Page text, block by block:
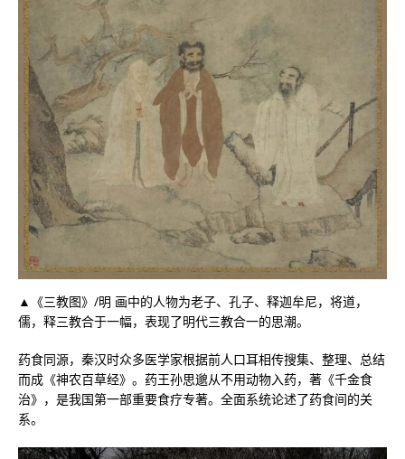
▲《三教图》/明 画中的人物为老子、孔子、释迦牟尼，将道，
儒，释三教合于一幅，表现了明代三教合一的思潮。
药食同源，秦汉时众多医学家根据前人口耳相传搜集、整理、总结
而成《神农百草经》。药王孙思邈从不用动物入药，著《千金食
治》，是我国第一部重要食疗专著。全面系统论述了药食间的关
系。